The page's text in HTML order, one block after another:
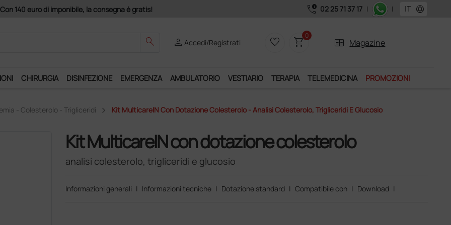
un anno di spedizioni a 39,90 euro + IVA! call_quality 02 25 71 37 17 | | language
search personAccedi/Registrati favorite_border shopping_cart0
two_pager Magazine
CHIRURGIA DISINFEZIONE EMERGENZA AMBULATORIO VESTIARIO TERAPIA TELEMEDICINA PROMOZIONI
- Colesterolo - Trigliceridi Kit MulticareIN Con Dotazione Colesterolo - Analisi Colesterolo, Trigliceridi E Glucosio
Kit MulticareIN con dotazione colesterolo
analisi colesterolo, trigliceridi e glucosio
Informazioni generali | Informazioni tecniche | Dotazione standard | Compatibile con | Download |